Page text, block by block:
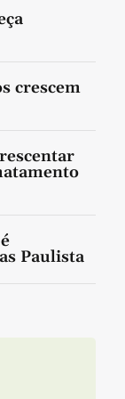
crescem
Paulista